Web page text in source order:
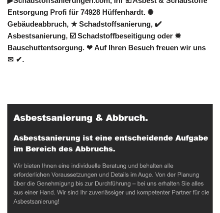
Entsorgung Profi für 74928 Hüffenhardt. ✺
Gebäudeabbruch, ★ Schadstoffsanierung, ✔️
Asbestsanierung, ☑️ Schadstoffbeseitigung oder ✹
Bauschuttentsorgung. ❤ Auf Ihren Besuch freuen wir uns
✉ ✔.